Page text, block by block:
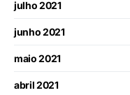
julho 2021
junho 2021
maio 2021
abril 2021